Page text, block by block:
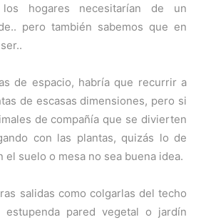
los hogares necesitarían de un
pero también sabemos que en
de espacio, habría que recurrir a
de escasas dimensiones, pero si
de compañía que se divierten
con las plantas, quizás lo de
el suelo o mesa no sea buena idea.
salidas como colgarlas del techo
pared vegetal o jardín